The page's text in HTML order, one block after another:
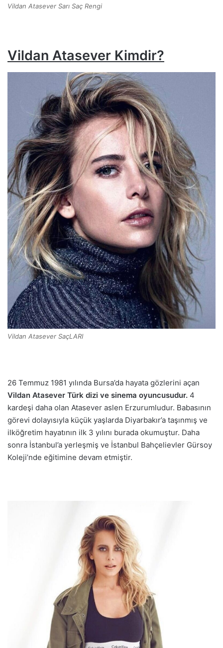
Vildan Atasever Sarı Saç Rengi
Vildan Atasever Kimdir?
Vildan Atasever SaçLARI
26 Temmuz 1981 yılında Bursa’da hayata gözlerini açan
Vildan Atasever Türk dizi ve sinema oyuncusudur. 4
kardeşi daha olan Atasever aslen Erzurumludur. Babasının
görevi dolayısıyla küçük yaşlarda Diyarbakır’a taşınmış ve
ilköğretim hayatının ilk 3 yılını burada okumuştur. Daha
sonra İstanbul’a yerleşmiş ve İstanbul Bahçelievler Gürsoy
Koleji’nde eğitimine devam etmiştir.